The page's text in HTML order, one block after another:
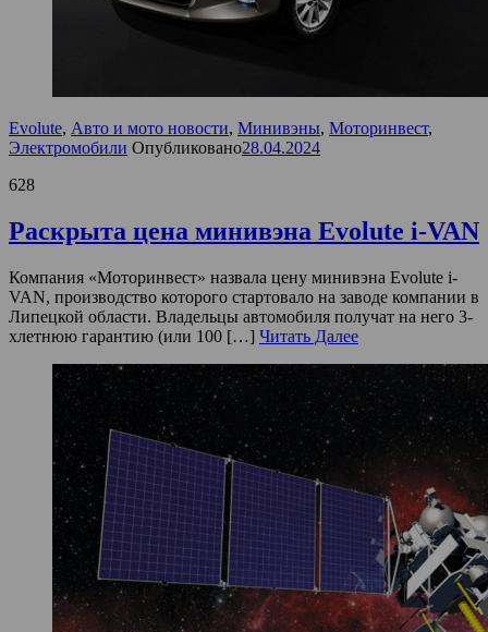
Evolute, Авто и мото новости, Минивэны, Моторинвест,
Электромобили Опубликовано28.04.2024
628
Раскрыта цена минивэна Evolute i-VAN
Компания «Моторинвест» назвала цену минивэна Evolute i-
VAN, производство которого стартовало на заводе компании в
Липецкой области. Владельцы автомобиля получат на него 3-
хлетнюю гарантию (или 100 […] Читать Далее